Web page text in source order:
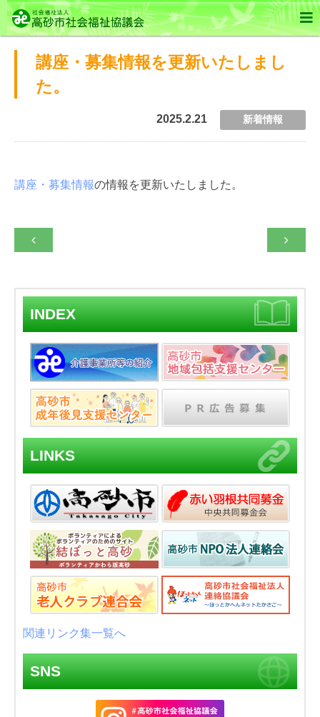

INDEX
LINKS
関連リンク集一覧へ
SNS
講座・募集情報を更新いたしまし
た。
2025.2.21 新着情報
講座・募集情報の情報を更新いたしました。
 